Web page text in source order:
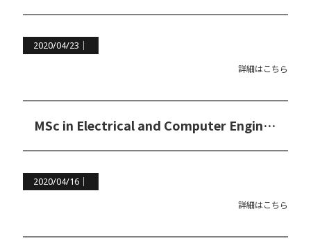
2020/04/23｜
詳細はこちら
MSc in Electrical and Computer Engineering（電子＆コンピューター工学修士コース）
2020/04/16｜
詳細はこちら